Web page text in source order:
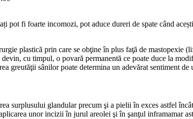
pot fi foarte incomozi, pot aduce dureri de spate când
plastică prin care se obţine în plus faţă de mastopexie
cu timpul, o povară permanentă ce poate duce la
greutăţii sânilor poate determina un adevărat sentiment
surplusului glandular precum şi a pielii în exces astfel
unor incizii în jurul areolei şi în şanţul inframamar